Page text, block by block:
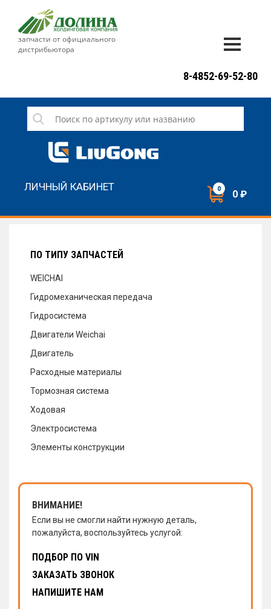
запчасти от официального
дистрибьютора
СЕРВИС
НОВОСТИ
8-4852-69-52-80
ЛИЧНЫЙ КАБИНЕТ 0 0 ₽
ПО ТИПУ ЗАПЧАСТЕЙ
WEICHAI
Гидромеханическая передача
Гидросистема
Двигатели Weichai
Двигатель
Расходные материалы
Тормозная система
Ходовая
Электросистема
Элементы конструкции
ВНИМАНИЕ!
Если вы не смогли найти нужную деталь,
пожалуйста, воспользуйтесь услугой:
ПОДБОР ПО VIN
ЗАКАЗАТЬ ЗВОНОК
НАПИШИТЕ НАМ